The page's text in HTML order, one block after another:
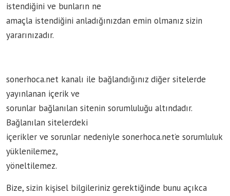
istendiğini ve bunların ne
amaçla istendiğini anladığınızdan emin olmanız sizin
yararınızadır.
sonerhoca.net kanalı ile bağlandığınız diğer sitelerde
yayınlanan içerik ve
sorunlar bağlanılan sitenin sorumluluğu altındadır.
Bağlanılan sitelerdeki
içerikler ve sorunlar nedeniyle sonerhoca.net’e sorumluluk
yüklenilemez,
yöneltilemez.
Bize, sizin kişisel bilgileriniz gerektiğinde bunu açıkca